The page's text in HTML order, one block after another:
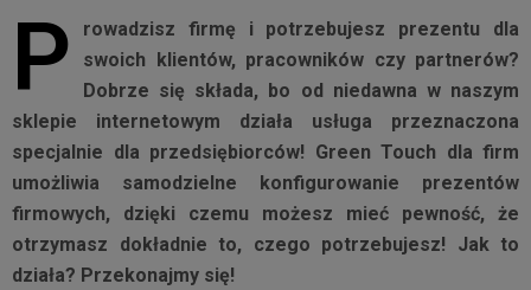
P
rowadzisz firmę i potrzebujesz prezentu dla
swoich klientów, pracowników czy partnerów?
Dobrze się składa, bo od niedawna w naszym
sklepie internetowym działa usługa przeznaczona
specjalnie dla przedsiębiorców! Green Touch dla firm
umożliwia samodzielne konfigurowanie prezentów
firmowych, dzięki czemu możesz mieć pewność, że
otrzymasz dokładnie to, czego potrzebujesz! Jak to
działa? Przekonajmy się!